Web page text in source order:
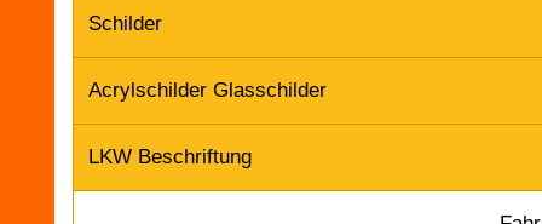
Schilder
Acrylschilder Glasschilder
LKW Beschriftung